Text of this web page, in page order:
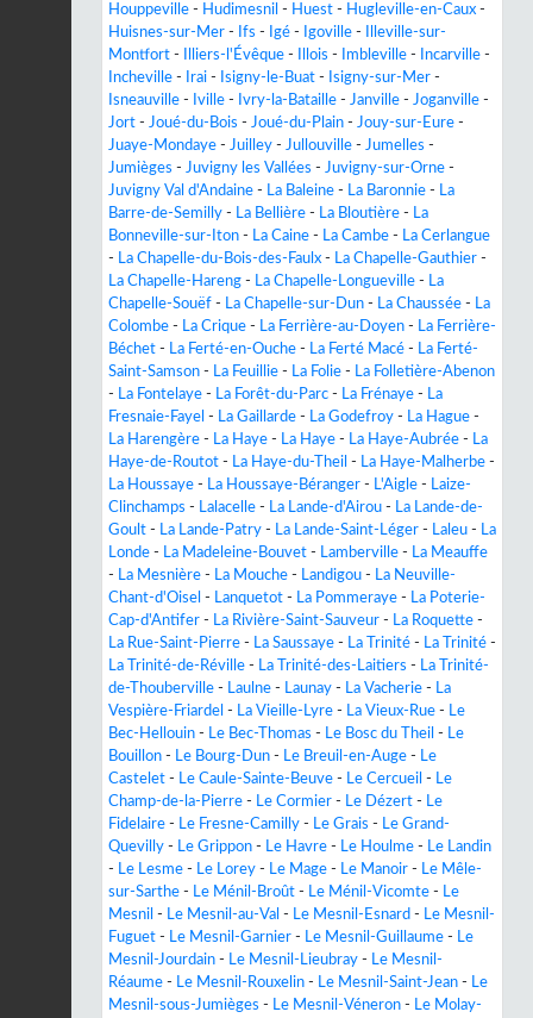
Houppeville - Hudimesnil - Huest - Hugleville-en-Caux -
Huisnes-sur-Mer - Ifs - Igé - Igoville -
Illeville-sur-
Montfort - Illiers-l'Évêque - Illois - Imbleville - Incarville -
Incheville - Irai - Isigny-le-Buat - Isigny-sur-Mer -
Isneauville - Iville - Ivry-la-Bataille - Janville - Joganville -
Jort - Joué-du-Bois - Joué-du-Plain - Jouy-sur-Eure -
Juaye-Mondaye - Juilley - Jullouville - Jumelles -
Jumièges - Juvigny les Vallées - Juvigny-sur-Orne -
Juvigny Val d'Andaine - La Baleine - La Baronnie - La
Barre-de-Semilly - La Bellière - La Bloutière - La
Bonneville-sur-Iton - La Caine - La Cambe - La Cerlangue
- La Chapelle-du-Bois-des-Faulx - La Chapelle-Gauthier -
La Chapelle-Hareng - La Chapelle-Longueville - La
Chapelle-Souëf - La Chapelle-sur-Dun - La Chaussée - La
Colombe - La Crique - La Ferrière-au-Doyen - La Ferrière-
Béchet - La Ferté-en-Ouche - La Ferté Macé - La Ferté-
Saint-Samson - La Feuillie - La Folie - La Folletière-Abenon
- La Fontelaye - La Forêt-du-Parc - La Frénaye - La
Fresnaie-Fayel - La Gaillarde - La Godefroy - La Hague -
La Harengère - La Haye - La Haye - La Haye-Aubrée - La
Haye-de-Routot - La Haye-du-Theil - La Haye-Malherbe -
La Houssaye - La Houssaye-Béranger - L'Aigle - Laize-
Clinchamps - Lalacelle - La Lande-d'Airou - La Lande-de-
Goult - La Lande-Patry - La Lande-Saint-Léger - Laleu - La
Londe - La Madeleine-Bouvet - Lamberville - La Meauffe
- La Mesnière - La Mouche - Landigou - La Neuville-
Chant-d'Oisel - Lanquetot - La Pommeraye - La Poterie-
Cap-d'Antifer - La Rivière-Saint-Sauveur - La Roquette -
La Rue-Saint-Pierre - La Saussaye - La Trinité - La Trinité -
La Trinité-de-Réville - La Trinité-des-Laitiers - La Trinité-
de-Thouberville - Laulne - Launay - La Vacherie - La
Vespière-Friardel - La Vieille-Lyre - La Vieux-Rue - Le
Bec-Hellouin - Le Bec-Thomas - Le Bosc du Theil - Le
Bouillon - Le Bourg-Dun - Le Breuil-en-Auge - Le
Castelet - Le Caule-Sainte-Beuve - Le Cercueil - Le
Champ-de-la-Pierre - Le Cormier - Le Dézert - Le
Fidelaire - Le Fresne-Camilly - Le Grais - Le Grand-
Quevilly - Le Grippon - Le Havre - Le Houlme - Le Landin
- Le Lesme - Le Lorey - Le Mage - Le Manoir - Le Mêle-
sur-Sarthe - Le Ménil-Broût - Le Ménil-Vicomte - Le
Mesnil - Le Mesnil-au-Val - Le Mesnil-Esnard - Le Mesnil-
Fuguet - Le Mesnil-Garnier - Le Mesnil-Guillaume - Le
Mesnil-Jourdain - Le Mesnil-Lieubray - Le Mesnil-
Réaume - Le Mesnil-Rouxelin - Le Mesnil-Saint-Jean - Le
Mesnil-sous-Jumièges - Le Mesnil-Véneron - Le Molay-